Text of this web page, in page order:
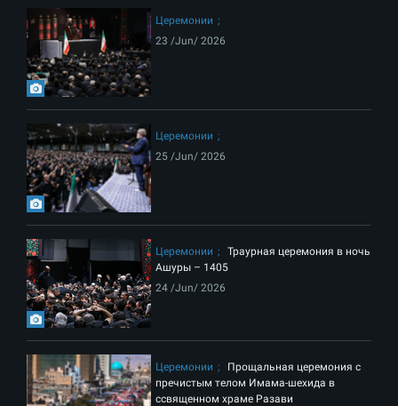
Церемонии
23 /Jun/ 2026
Церемонии
25 /Jun/ 2026
Церемонии
Траурная церемония в ночь
Ашуры – 1405
24 /Jun/ 2026
Церемонии
Прощальная церемония с
пречистым телом Имама-шехида в
ссвященном храме Разави